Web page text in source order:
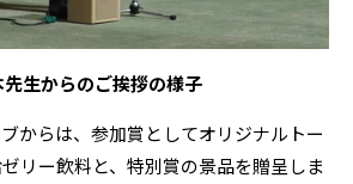
生からのご挨拶の様子
からは、参加賞としてオリジナルトー
リー飲料と、特別賞の景品を贈呈しま